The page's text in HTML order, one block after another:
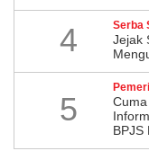
4 Serba
Jejak
5
BPJS